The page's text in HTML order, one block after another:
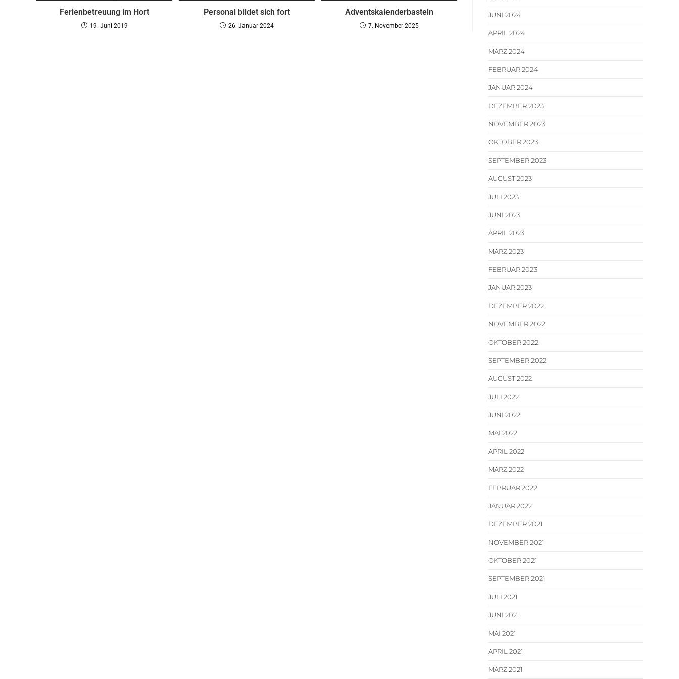
Ferienbetreuung im Hort
19. Juni 2019
Personal bildet sich fort
26. Januar 2024
Adventskalenderbasteln
7. November 2025
JUNI 2024
APRIL 2024
MÄRZ 2024
FEBRUAR 2024
JANUAR 2024
DEZEMBER 2023
NOVEMBER 2023
OKTOBER 2023
SEPTEMBER 2023
AUGUST 2023
JULI 2023
JUNI 2023
APRIL 2023
MÄRZ 2023
FEBRUAR 2023
JANUAR 2023
DEZEMBER 2022
NOVEMBER 2022
OKTOBER 2022
SEPTEMBER 2022
AUGUST 2022
JULI 2022
JUNI 2022
MAI 2022
APRIL 2022
MÄRZ 2022
FEBRUAR 2022
JANUAR 2022
DEZEMBER 2021
NOVEMBER 2021
OKTOBER 2021
SEPTEMBER 2021
JULI 2021
JUNI 2021
MAI 2021
APRIL 2021
MÄRZ 2021